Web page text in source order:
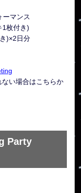
ーマンス
1枚付き)
)×2日分
い場合はこちらか
Party